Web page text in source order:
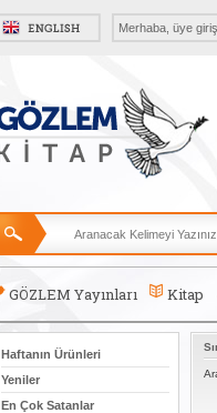
Merhaba, üye
GÖZLEM Yayınları Kitap
Haftanın Ürünleri
Yeniler
En Çok Satanlar